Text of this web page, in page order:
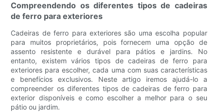
Compreendendo os diferentes tipos de cadeiras
de ferro para exteriores
Cadeiras de ferro para exteriores são uma escolha popular
para muitos proprietários, pois fornecem uma opção de
assento resistente e durável para pátios e jardins. No
entanto, existem vários tipos de cadeiras de ferro para
exteriores para escolher, cada uma com suas características
e benefícios exclusivos. Neste artigo iremos ajudá-lo a
compreender os diferentes tipos de cadeiras de ferro para
exterior disponíveis e como escolher a melhor para o seu
pátio ou jardim.